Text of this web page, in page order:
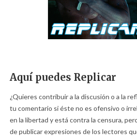
Aquí puedes Replicar
¿Quieres contribuir a la discusión o a la
tu comentario si éste no es ofensivo o
en la libertad y está contra la censura,
de publicar expresiones de los lectores